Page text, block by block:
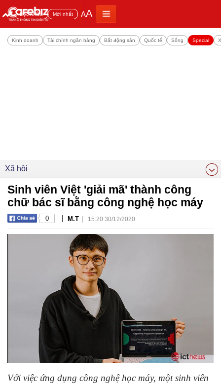
Đọc nhiều Mới nhất AA
Kinh doanh Tài chính ngân hàng Bất động sản Quốc tế Sống Special
Xã hội
Sinh viên Việt 'giải mã' thành công
chữ bác sĩ bằng công nghệ học máy
0 | M.T | 15:20 30/12/2020
Với việc ứng dụng công nghệ học máy, một sinh viên